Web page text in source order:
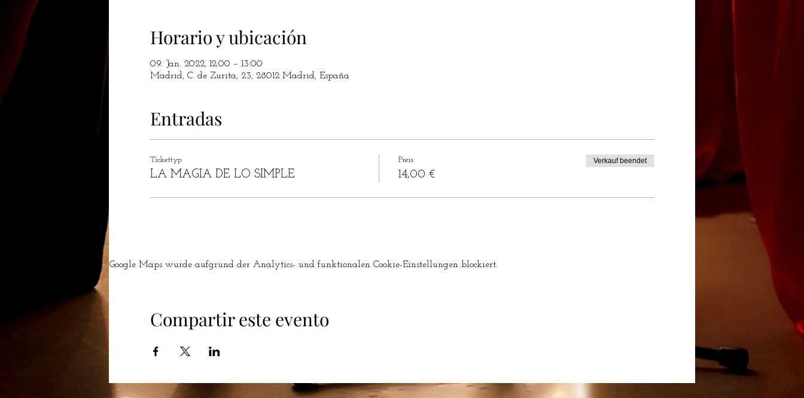
Horario y ubicación
09. Jan. 2022, 12:00 – 13:00
Madrid, C. de Zurita, 23, 28012 Madrid, España
Entradas
Tickettyp
LA MAGIA DE LO SIMPLE
Preis
14,00 €
Verkauf beendet
Google Maps wurde aufgrund der Analytics- und funktionalen Cookie-Einstellungen blockiert.
Compartir este evento